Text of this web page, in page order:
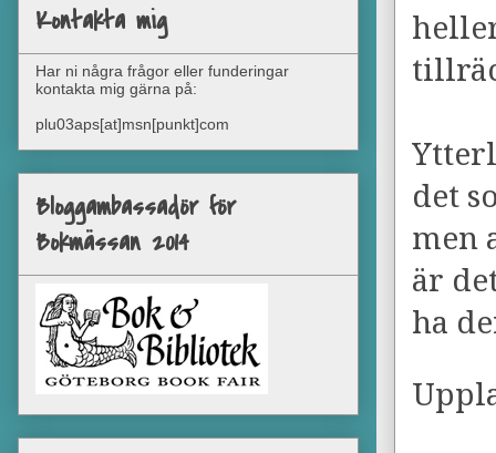
det
men
är
ha
Kontakta mig
Har ni några frågor eller funderingar
kontakta mig gärna på:
plu03aps[at]msn[punkt]com
Bloggambassadör för
Bokmässan 2014